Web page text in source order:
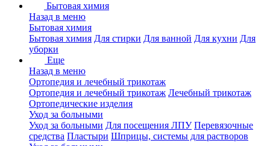
Бытовая химия
Назад в меню
Бытовая химия
Бытовая химия Для стирки Для ванной Для кухни Для
уборки
Еще
Назад в меню
Ортопедия и лечебный трикотаж
Ортопедия и лечебный трикотаж Лечебный трикотаж
Ортопедические изделия
Уход за больными
Уход за больными Для посещения ЛПУ Перевязочные
средства Пластыри Шприцы, системы для растворов